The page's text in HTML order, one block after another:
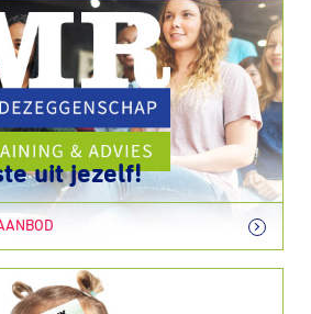
uit jezelf!